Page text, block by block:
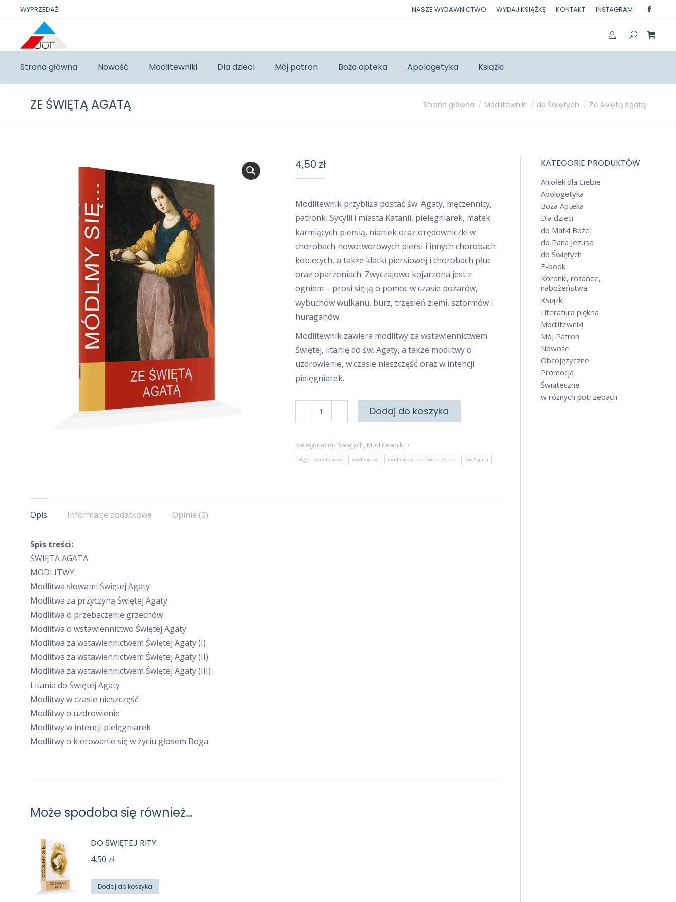
WYPRZEDAŻ NASZE WYDAWNICTWO WYDAJ KSIĄŻKĘ KONTAKT INSTAGRAM
page
opens
in
Strona główna Nowość Modlitewniki Dla dzieci Mój patron Boża apteka Apologetyka Książki
ZE ŚWIĘTĄ AGATĄ Jesteś tutaj:
Strona główna Modlitewniki do Świętych Ze świętą Agatą
4,50 zł
Modlitewnik przybliża postać św. Agaty, męczennicy,
patronki Sycylii i miasta Katanii, pielęgniarek, matek
karmiących piersią, nianiek oraz orędowniczki w
chorobach nowotworowych piersi i innych chorobach
kobiecych, a także klatki piersiowej i chorobach płuc
oraz oparzeniach. Zwyczajowo kojarzona jest z
ogniem – prosi się ją o pomoc w czasie pożarów,
wybuchów wulkanu, burz, trzęsień ziemi, sztormów i
huraganów.
Modlitewnik zawiera modlitwy za wstawiennictwem
Świętej, litanię do św. Agaty, a także modlitwy o
uzdrowienie, w czasie nieszczęść oraz w intencji
pielęgniarek.
Ze
Agatą
Dodaj do koszyka
Kategorie: do Świętych, Modlitewniki
Tagi:
modlitewnik módlmy się módlmy się ze świętą Agatą św. Agata
Opis Informacje dodatkowe Opinie (0)
Spis treści:
ŚWIĘTA AGATA
MODLITWY
Modlitwa słowami Świętej Agaty
Modlitwa za przyczyną Świętej Agaty
Modlitwa o przebaczenie grzechów
Modlitwa o wstawiennictwo Świętej Agaty
Modlitwa za wstawiennictwem Świętej Agaty (I)
Modlitwa za wstawiennictwem Świętej Agaty (II)
Modlitwa za wstawiennictwem Świętej Agaty (III)
Litania do Świętej Agaty
Modlitwy w czasie nieszczęść
Modlitwy o uzdrowienie
Modlitwy w intencji pielęgniarek
Modlitwy o kierowanie się w życiu głosem Boga
Może spodoba się również…
DO ŚWIĘTEJ RITY
4,50 zł
Dodaj do koszyka
KATEGORIE PRODUKTÓW
Aniołek dla Ciebie
Apologetyka
Boża Apteka
Dla dzieci
do Matki Bożej
do Pana Jezusa
do Świętych
E-book
Koronki, różańce,
nabożeństwa
Książki
Literatura piękna
Modlitewniki
Mój Patron
Nowości
Obcojęzyczne
Promocja
Świąteczne
w różnych potrzebach